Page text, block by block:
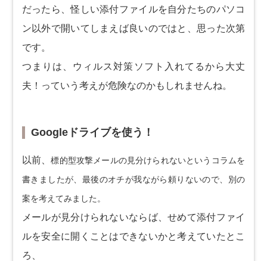
だったら、怪しい添付ファイルを自分たちのパソコ
ン以外で開いてしまえば良いのではと、思った次第
です。
つまりは、ウィルス対策ソフト入れてるから大丈
夫！っていう考えが危険なのかもしれませんね。
Googleドライブを使う！
以前、標的型攻撃メールの見分けられないというコラムを
書きましたが、最後のオチが我ながら頼りないので、別の
案を考えてみました。
メールが見分けられないならば、せめて添付ファイ
ルを安全に開くことはできないかと考えていたとこ
ろ、